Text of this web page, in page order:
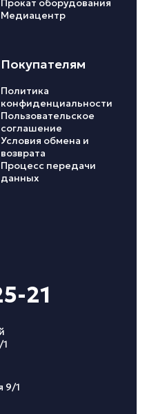
Прокат оборудования
Медиацентр
Покупателям
Политика
конфиденциальности
Пользовательское
соглашение
Условия обмена и
возврата
Процесс передачи
данных
21
9/1